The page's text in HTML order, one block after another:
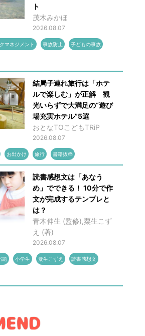
ト
茂木みかほ
2026.08.07
マネジメント 事故防止 子どもの事故
結局子連れ旅行は「ホテ
ルで楽しむ」が正解 観
光いらずで大満足の“遊び
場充実ホテル”5選
おとなTOこどもTRiP
2026.08.07
お出かけ 旅行 書籍抜粋
読書感想文は「あなう
め」でできる！ 10分で作
文が完成するテンプレと
は？
青木伸生 (監修),粟生こず
え (著)
2026.08.07
題 小学生 粟生こずえ 読書感想文